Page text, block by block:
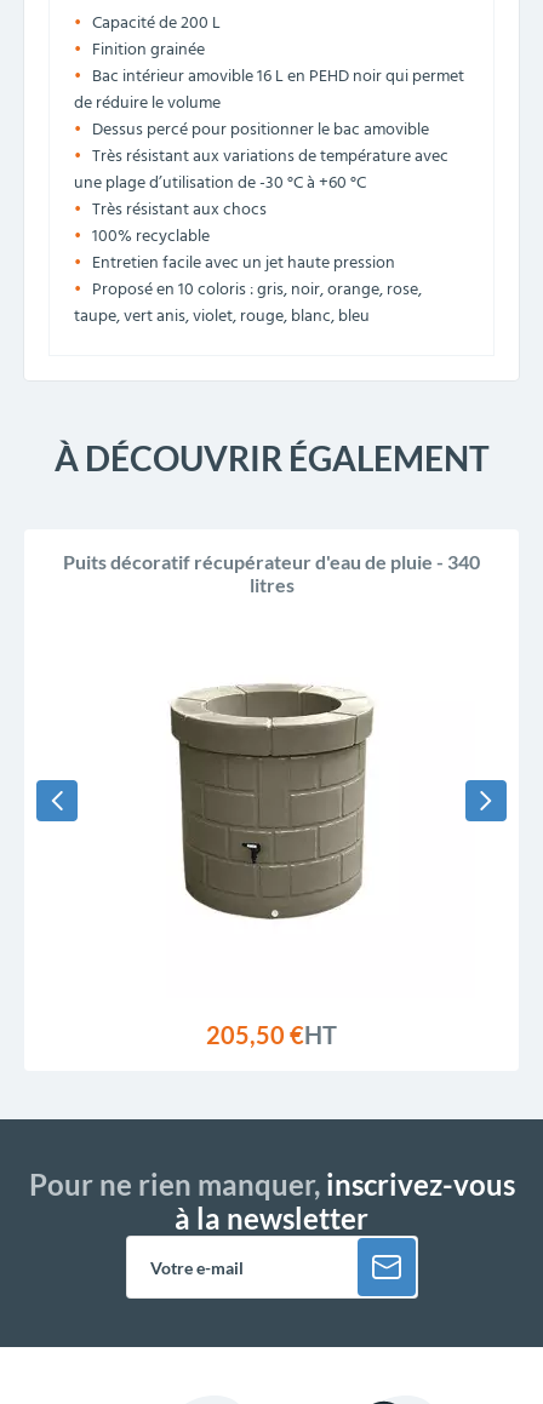
Capacité de 200 L
Finition grainée
Bac intérieur amovible 16 L en PEHD noir qui permet
de réduire le volume
Dessus percé pour positionner le bac amovible
Très résistant aux variations de température avec
une plage d’utilisation de -30 °C à +60 °C
Très résistant aux chocs
100% recyclable
Entretien facile avec un jet haute pression
Proposé en 10 coloris : gris, noir, orange, rose,
taupe, vert anis, violet, rouge, blanc, bleu
À DÉCOUVRIR ÉGALEMENT
Puits décoratif récupérateur d'eau de pluie - 340
litres
205,50 €HT
Pour ne rien manquer,inscrivez-vous
à la newsletter